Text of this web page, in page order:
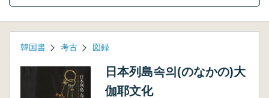
韓国書 考古 図録
日本列島속의(のなかの)大
伽耶文化